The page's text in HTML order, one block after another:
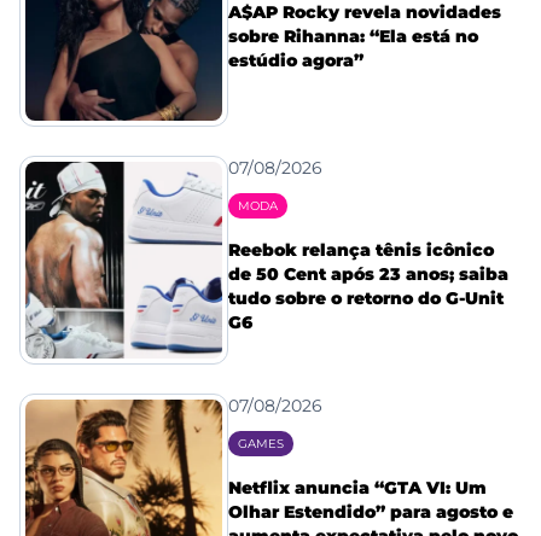
A$AP Rocky revela novidades
sobre Rihanna: “Ela está no
estúdio agora”
07/08/2026
MODA
Reebok relança tênis icônico
de 50 Cent após 23 anos; saiba
tudo sobre o retorno do G-Unit
G6
07/08/2026
GAMES
Netflix anuncia “GTA VI: Um
Olhar Estendido” para agosto e